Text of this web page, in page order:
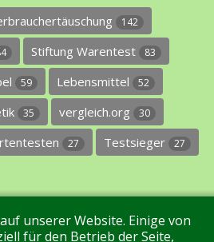
142
Stiftung Warentest 83
59 Lebensmittel 52
35 vergleich.org 30
27 Testsieger 27
unserer Website. Einige von
für den Betrieb der Seite,